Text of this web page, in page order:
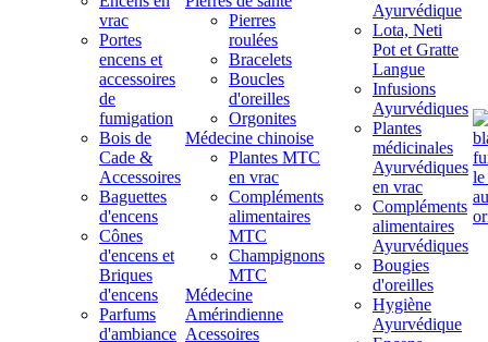
vrac
Portes
encens et
accessoires
de
fumigation
Bois de
Cade &
Accessoires
Baguettes
d'encens
Cônes
d'encens et
Briques
d'encens
Parfums
d'ambiance
Pierres
roulées
Bracelets
Boucles
d'oreilles
Orgonites
Médecine chinoise
Plantes MTC
en vrac
Compléments
alimentaires
MTC
Champignons
MTC
Médecine
Amérindienne
Acessoires
Ayurvédique
Lota, Neti
Pot et Gratte
Langue
Infusions
Ayurvédiques
Plantes
médicinales
Ayurvédiques
en vrac
Compléments
alimentaires
Ayurvédiques
Bougies
d'oreilles
Hygiène
Ayurvédique